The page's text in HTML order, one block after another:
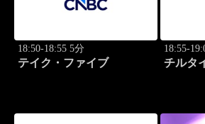
18:50-18:55 5分
テイク・ファイブ
18:55-
チルタ